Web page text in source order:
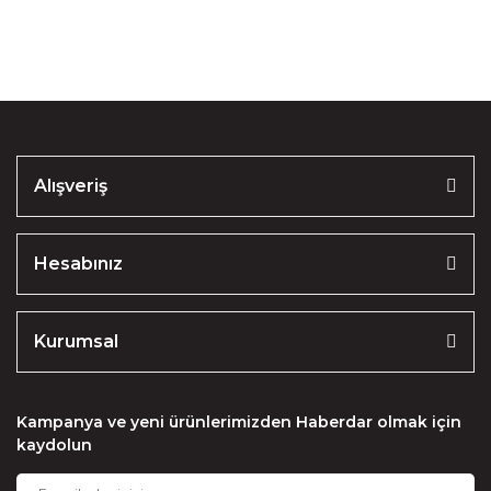
Alışveriş
Hesabınız
Kurumsal
Kampanya ve yeni ürünlerimizden Haberdar olmak için
kaydolun